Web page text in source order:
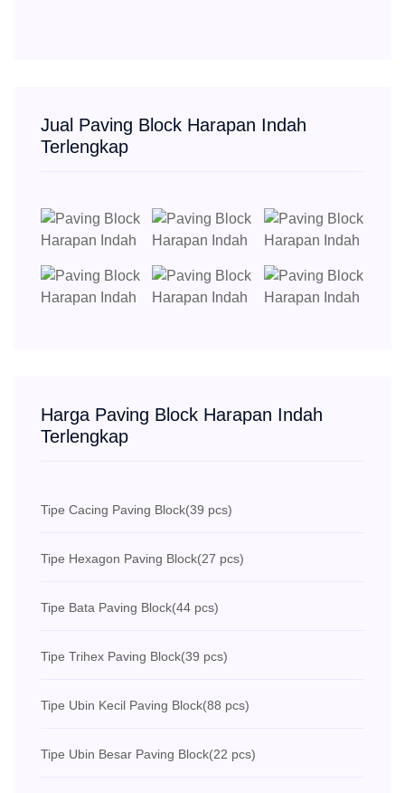
Jual Paving Block Harapan Indah
Terlengkap
Harga Paving Block Harapan Indah
Terlengkap
Tipe Cacing Paving Block(39 pcs)
Tipe Hexagon Paving Block(27 pcs)
Tipe Bata Paving Block(44 pcs)
Tipe Trihex Paving Block(39 pcs)
Tipe Ubin Kecil Paving Block(88 pcs)
Tipe Ubin Besar Paving Block(22 pcs)